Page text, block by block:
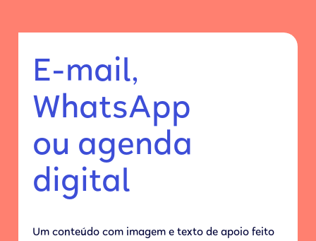
E-mail,
WhatsApp
ou agenda
digital
Um conteúdo com imagem e texto de apoio feito